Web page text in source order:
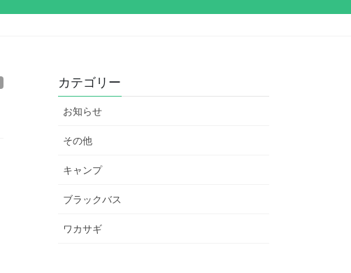
カテゴリー
お知らせ
その他
キャンプ
ブラックバス
ワカサギ